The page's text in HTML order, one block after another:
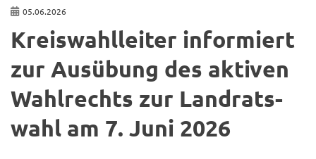
05.06.2026
Kreis­wahl­lei­ter in­for­miert
zur Aus­übung des ak­ti­ven
Wahl­rechts zur Land­rats­
wahl am 7. Juni 2026